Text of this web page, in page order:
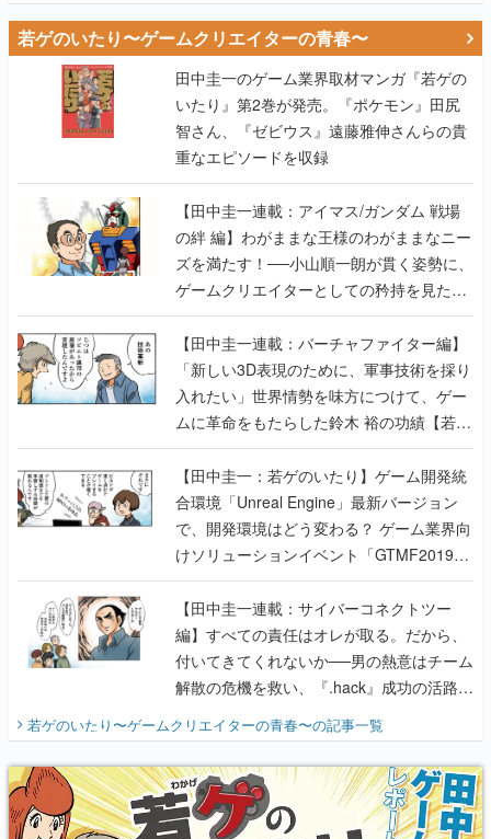
若ゲのいたり〜ゲームクリエイターの青春〜
田中圭一のゲーム業界取材マンガ『若ゲの
いたり』第2巻が発売。『ポケモン』田尻
智さん、『ゼビウス』遠藤雅伸さんらの貴
重なエピソードを収録
【田中圭一連載：アイマス/ガンダム 戦場
の絆 編】わがままな王様のわがままなニー
ズを満たす！──小山順一朗が貫く姿勢に、
ゲームクリエイターとしての矜持を見た
【若ゲのいたり最終回】
【田中圭一連載：バーチャファイター編】
「新しい3D表現のために、軍事技術を採り
入れたい」世界情勢を味方につけて、ゲー
ムに革命をもたらした鈴木 裕の功績【若ゲ
のいたり】
【田中圭一：若ゲのいたり】ゲーム開発統
合環境「Unreal Engine」最新バージョン
で、開発環境はどう変わる？ ゲーム業界向
けソリューションイベント「GTMF2019」
に行って、より理解を深めよう【PR】
【田中圭一連載：サイバーコネクトツー
編】すべての責任はオレが取る。だから、
付いてきてくれないか──男の熱意はチーム
解散の危機を救い、『.hack』成功の活路を
開く。業界の快男児・松山 洋に流れる血は
『少年ジャンプ』色だった【若ゲのいた
り】
若ゲのいたり〜ゲームクリエイターの青春〜の記事一覧